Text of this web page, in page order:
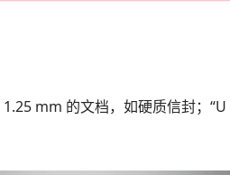
1.25 mm 的文档，如硬质信封；“U